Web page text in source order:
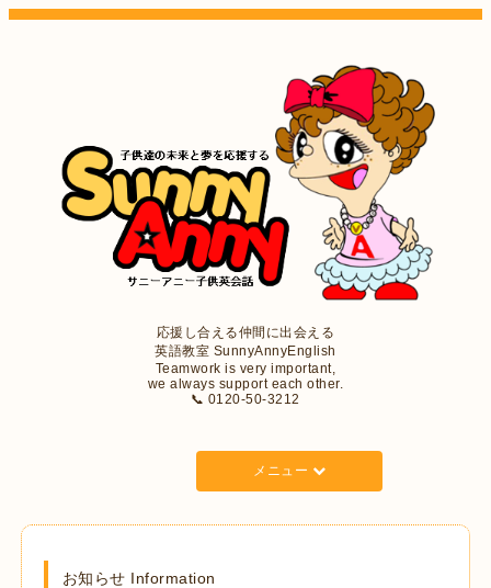
応援し合える仲間に出会える
英語教室 SunnyAnnyEnglish
Teamwork is very important,
we always support each other.
📞 0120-50-3212
メニュー
お知らせ Information